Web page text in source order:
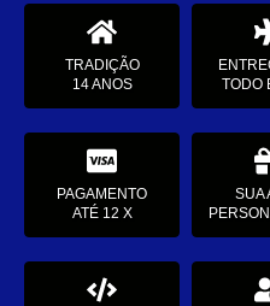
TRADIÇÃO
14 ANOS
TODO
PAGAMENTO
ATÉ 12 X
SUA